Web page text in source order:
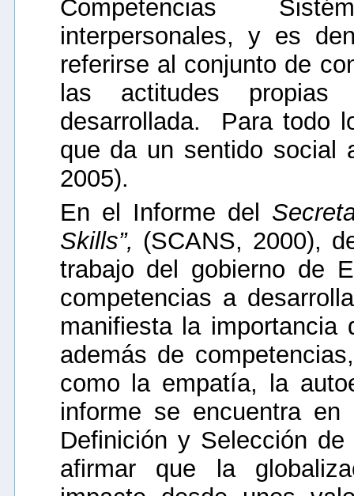
Competencias
interpersonales, y es
referirse al conjunto de
las actitudes propias
desarrollada. Para todo
que da un sentido social
2005).
En el Informe del
Skills”, (SCANS, 2000),
trabajo del gobierno de
competencias a
manifiesta la importancia
además de
como la empatía, la
informe se encuentra
Definición y Selección
afirmar que la